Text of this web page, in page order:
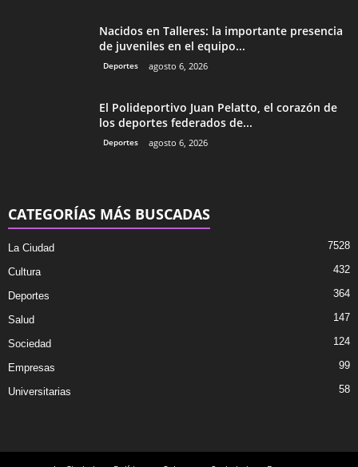
Nacidos en Talleres: la importante presencia
de juveniles en el equipo...
Deportes agosto 6, 2026
El Polideportivo Juan Pelatto, el corazón de
los deportes federados de...
Deportes agosto 6, 2026
CATEGORÍAS MÁS BUSCADAS
La Ciudad 7528
Cultura 432
Deportes 364
Salud 147
Sociedad 124
Empresas 99
Universitarias 58